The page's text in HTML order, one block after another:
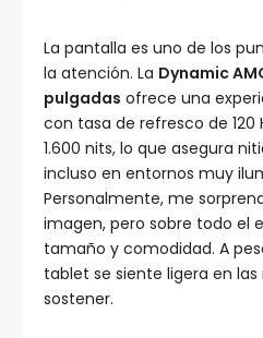
La pantalla es uno de los
la atención. La Dynamic
pulgadas ofrece una
con tasa de refresco de 120
1.600 nits, lo que asegura
incluso en entornos muy
Personalmente, me
imagen, pero sobre todo el
tamaño y comodidad. A
tablet se siente ligera en
sostener.